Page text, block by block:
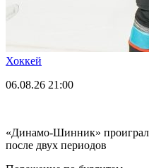
Хоккей
06.08.26 21:00
«Динамо-Шинник»
после двух периодов